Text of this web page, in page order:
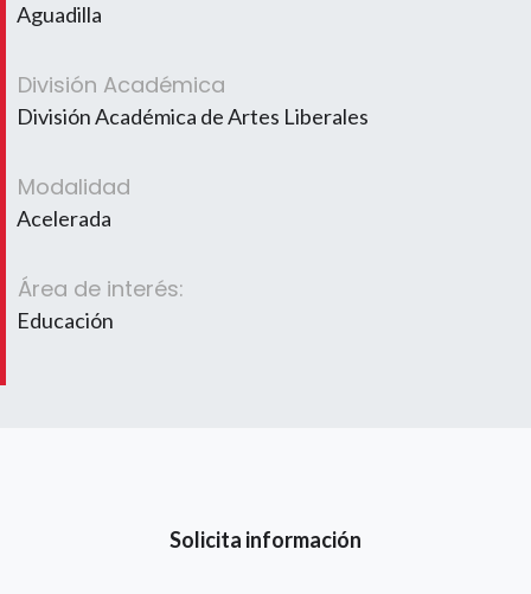
Aguadilla
División Académica
División Académica de Artes Liberales
Modalidad
Acelerada
Área de interés:
Educación
Solicita información